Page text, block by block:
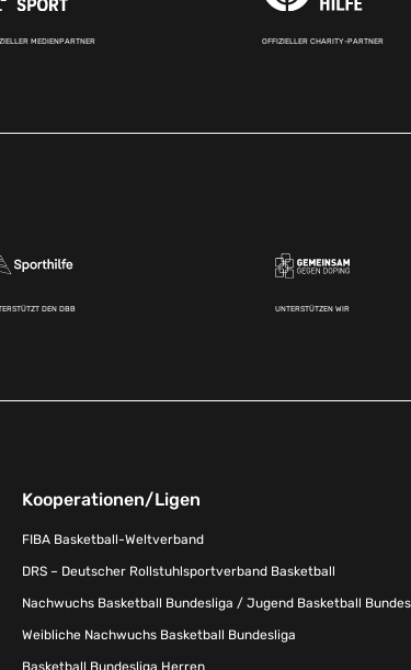
MEDIENPARTNER OFFIZIELLER CHARITY-PARTNER
DEN DBB UNTERSTÜTZEN WIR
Kooperationen/Ligen
FIBA Basketball-Weltverband
DRS – Deutscher Rollstuhlsportverband Basketball
Nachwuchs Basketball Bundesliga / Jugend Basketball
Weibliche Nachwuchs Basketball Bundesliga
Basketball Bundesliga Herren